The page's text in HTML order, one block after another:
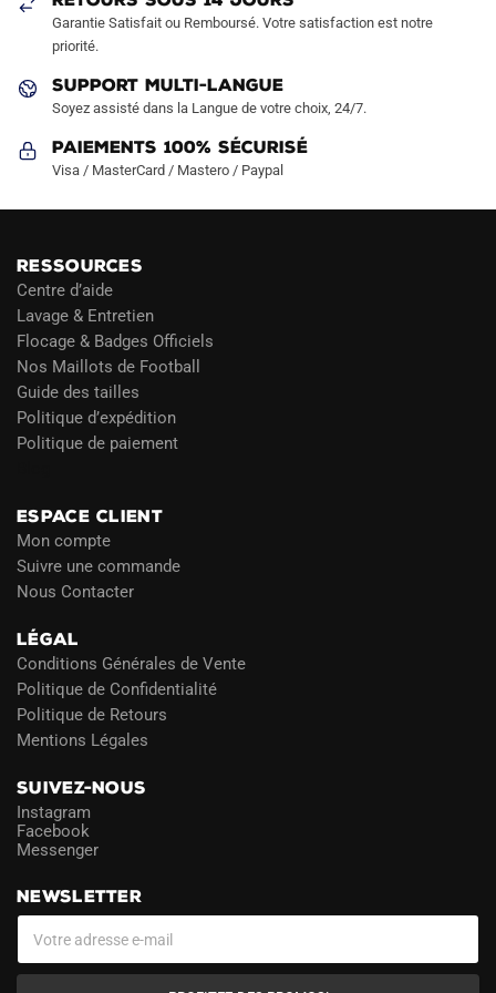
page
produit
page
Garantie Satisfait ou Remboursé. Votre satisfaction est notre
priorité.
SUPPORT MULTI-LANGUE
Soyez assisté dans la Langue de votre choix, 24/7.
Paiements 100% Sécurisé
Visa / MasterCard / Mastero / Paypal
RESSOURCES
Centre d’aide
Lavage & Entretien
Flocage & Badges Officiels
Nos Maillots de Football
Guide des tailles
Politique d’expédition
Politique de paiement
ESPACE CLIENT
Mon compte
Suivre une commande
Nous Contacter
LÉGAL
Conditions Générales de Vente
Politique de Confidentialité
Politique de Retours
Mentions Légales
SUIVEZ-NOUS
Instagram
Facebook
Messenger
NEWSLETTER